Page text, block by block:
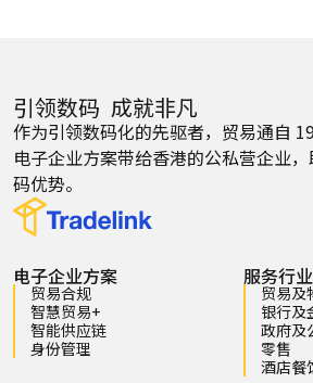
引领数码 成就非凡
作为引领数码化的先驱者，贸易通自
电子企业方案带给香港的公私营企业
码优势。
电子企业方案
贸易合规
智慧贸易+
智能供应链
身份管理
服务行业
贸易及
银行及
政府及
零售
酒店餐